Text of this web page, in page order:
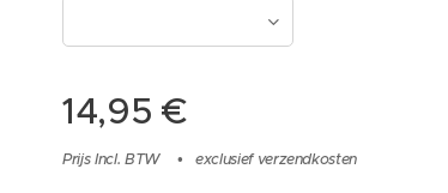
14,95 €
Prijs Incl. BTW exclusief verzendkosten